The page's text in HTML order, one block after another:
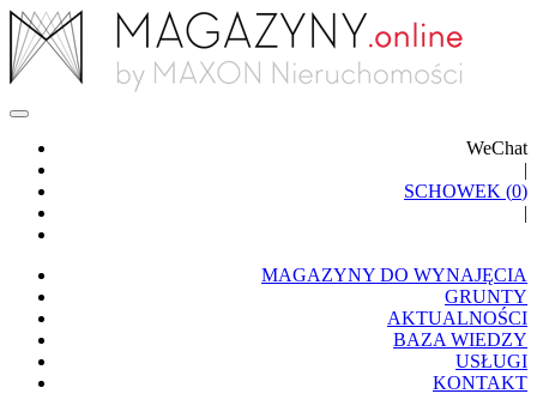
WeChat
|
SCHOWEK (0)
|
MAGAZYNY DO WYNAJĘCIA
GRUNTY
AKTUALNOŚCI
BAZA WIEDZY
USŁUGI
KONTAKT